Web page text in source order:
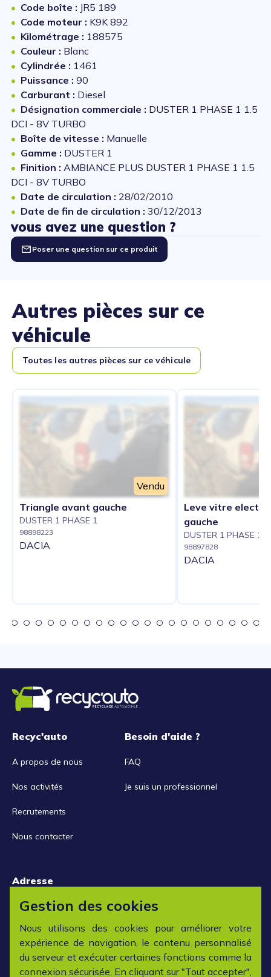
Code boîte : JR5 189
Code moteur : K9K 892
Kilométrage : 188575
Couleur : Blanc
Cylindrée : 1461
Puissance : 90
Carburant : Diesel
Désignation commerciale : DUSTER 1 PHASE 1 1.5
DCI - 8V TURBO
Boîte de vitesse : Manuelle
Gamme : DUSTER 1
Finition : AMBIANCE PLUS DUSTER 1 PHASE 1 1.5
DCI - 8V TURBO
Date de circulation : 28/02/2010
Date de fin de circulation : 30/12/2013
vous avez une question ?
Poser une question sur ce produit
Autres pièces sur ce
véhicule
Toutes les autres pièces sur ce véhicule
Vendu
Triangle avant gauche
DUSTER 1 PHASE 1
98898223
DACIA
Leve vitre
gauche
DUSTER 1 PHASE 1
98897828
DACIA
Recyc'auto
A propos de nous
Nos activités
Recrutements
Nous contacter
Besoin d'aide ?
FAQ
Je suis un professionnel
Adresse
15 rue de la Libération
42152 L'horme
Horaires
Gestion des cookies
Nous utilisons des cookies pour améliorer votre
expérience de navigation, le contenu personnalisé
du serveur et exécuter certaines fonctions comme la
connexion sécurisée. En cliquant sur "Tout accepter",